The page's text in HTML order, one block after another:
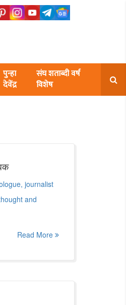
पुन्हा
देवेंद्र
संघ शताब्दी वर्ष
विशेष
journalist
and
Read More